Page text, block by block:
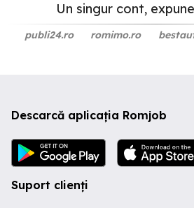
Un singur cont,
publi24.ro romimo.ro
Descarcă aplicația Romjob
Suport clienți